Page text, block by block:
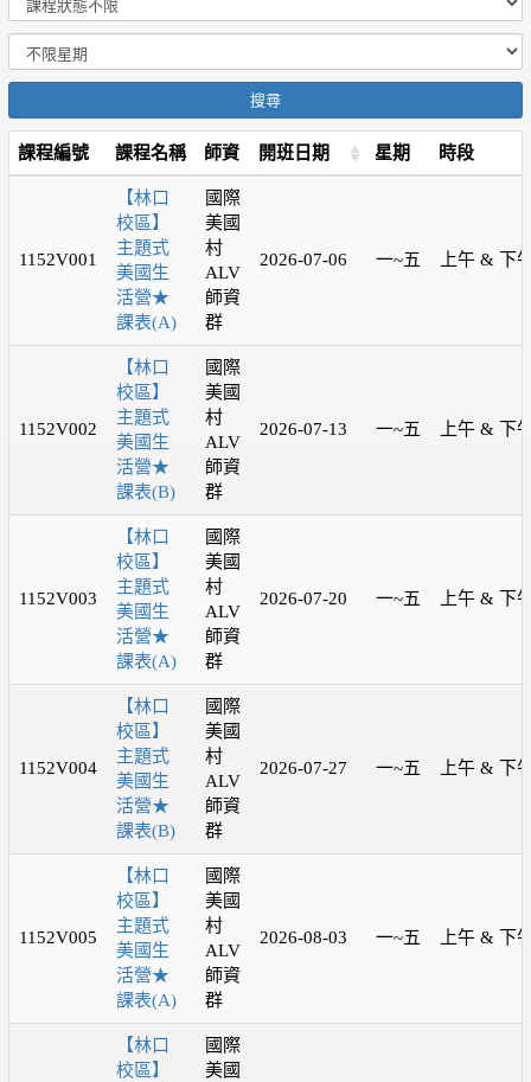
搜尋
課程編號 課程名稱 師資 開班日期 星期 時段
1152V001
【林口
校區】
主題式
美國生
活營★
課表(A)
國際
美國
村
ALV
師資
群
2026-07-06 一~五 上午 & 下
1152V002
【林口
校區】
主題式
美國生
活營★
課表(B)
國際
美國
村
ALV
師資
群
2026-07-13 一~五 上午 & 下
1152V003
【林口
校區】
主題式
美國生
活營★
課表(A)
國際
美國
村
ALV
師資
群
2026-07-20 一~五 上午 & 下
1152V004
【林口
校區】
主題式
美國生
活營★
課表(B)
國際
美國
村
ALV
師資
群
2026-07-27 一~五 上午 & 下
1152V005
【林口
校區】
主題式
美國生
活營★
課表(A)
國際
美國
村
ALV
師資
群
2026-08-03 一~五 上午 & 下
【林口
校區】
國際
美國